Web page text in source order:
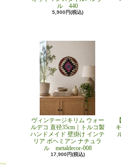
ル 440
5,900円(税込)
ヴィンテージキリム ウォー
ルデコ 直径35cm｜トルコ製
ハンドメイド 壁掛け インテ
リア ボヘミアン ナチュラ
ル metaldecor-008
17,900円(税込)